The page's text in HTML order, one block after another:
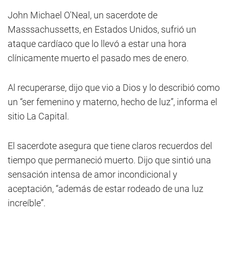
John Michael O'Neal, un sacerdote de
Masssachussetts, en Estados Unidos, sufrió un
ataque cardíaco que lo llevó a estar una hora
clínicamente muerto el pasado mes de enero.
Al recuperarse, dijo que vio a Dios y lo describió como
un “ser femenino y materno, hecho de luz”, informa el
sitio La Capital.
El sacerdote asegura que tiene claros recuerdos del
tiempo que permaneció muerto. Dijo que sintió una
sensación intensa de amor incondicional y
aceptación, “además de estar rodeado de una luz
increíble”.